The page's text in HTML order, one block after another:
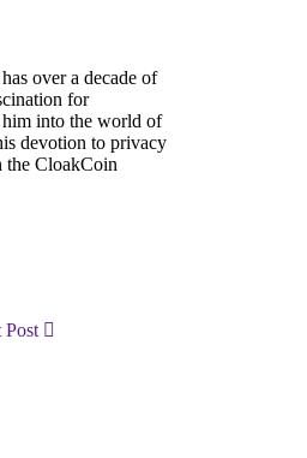
over a decade of
for
him into the world of
devotion to privacy
the CloakCoin
Post